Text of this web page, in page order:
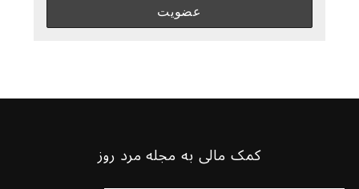
کمک مالی به مجله مرد روز